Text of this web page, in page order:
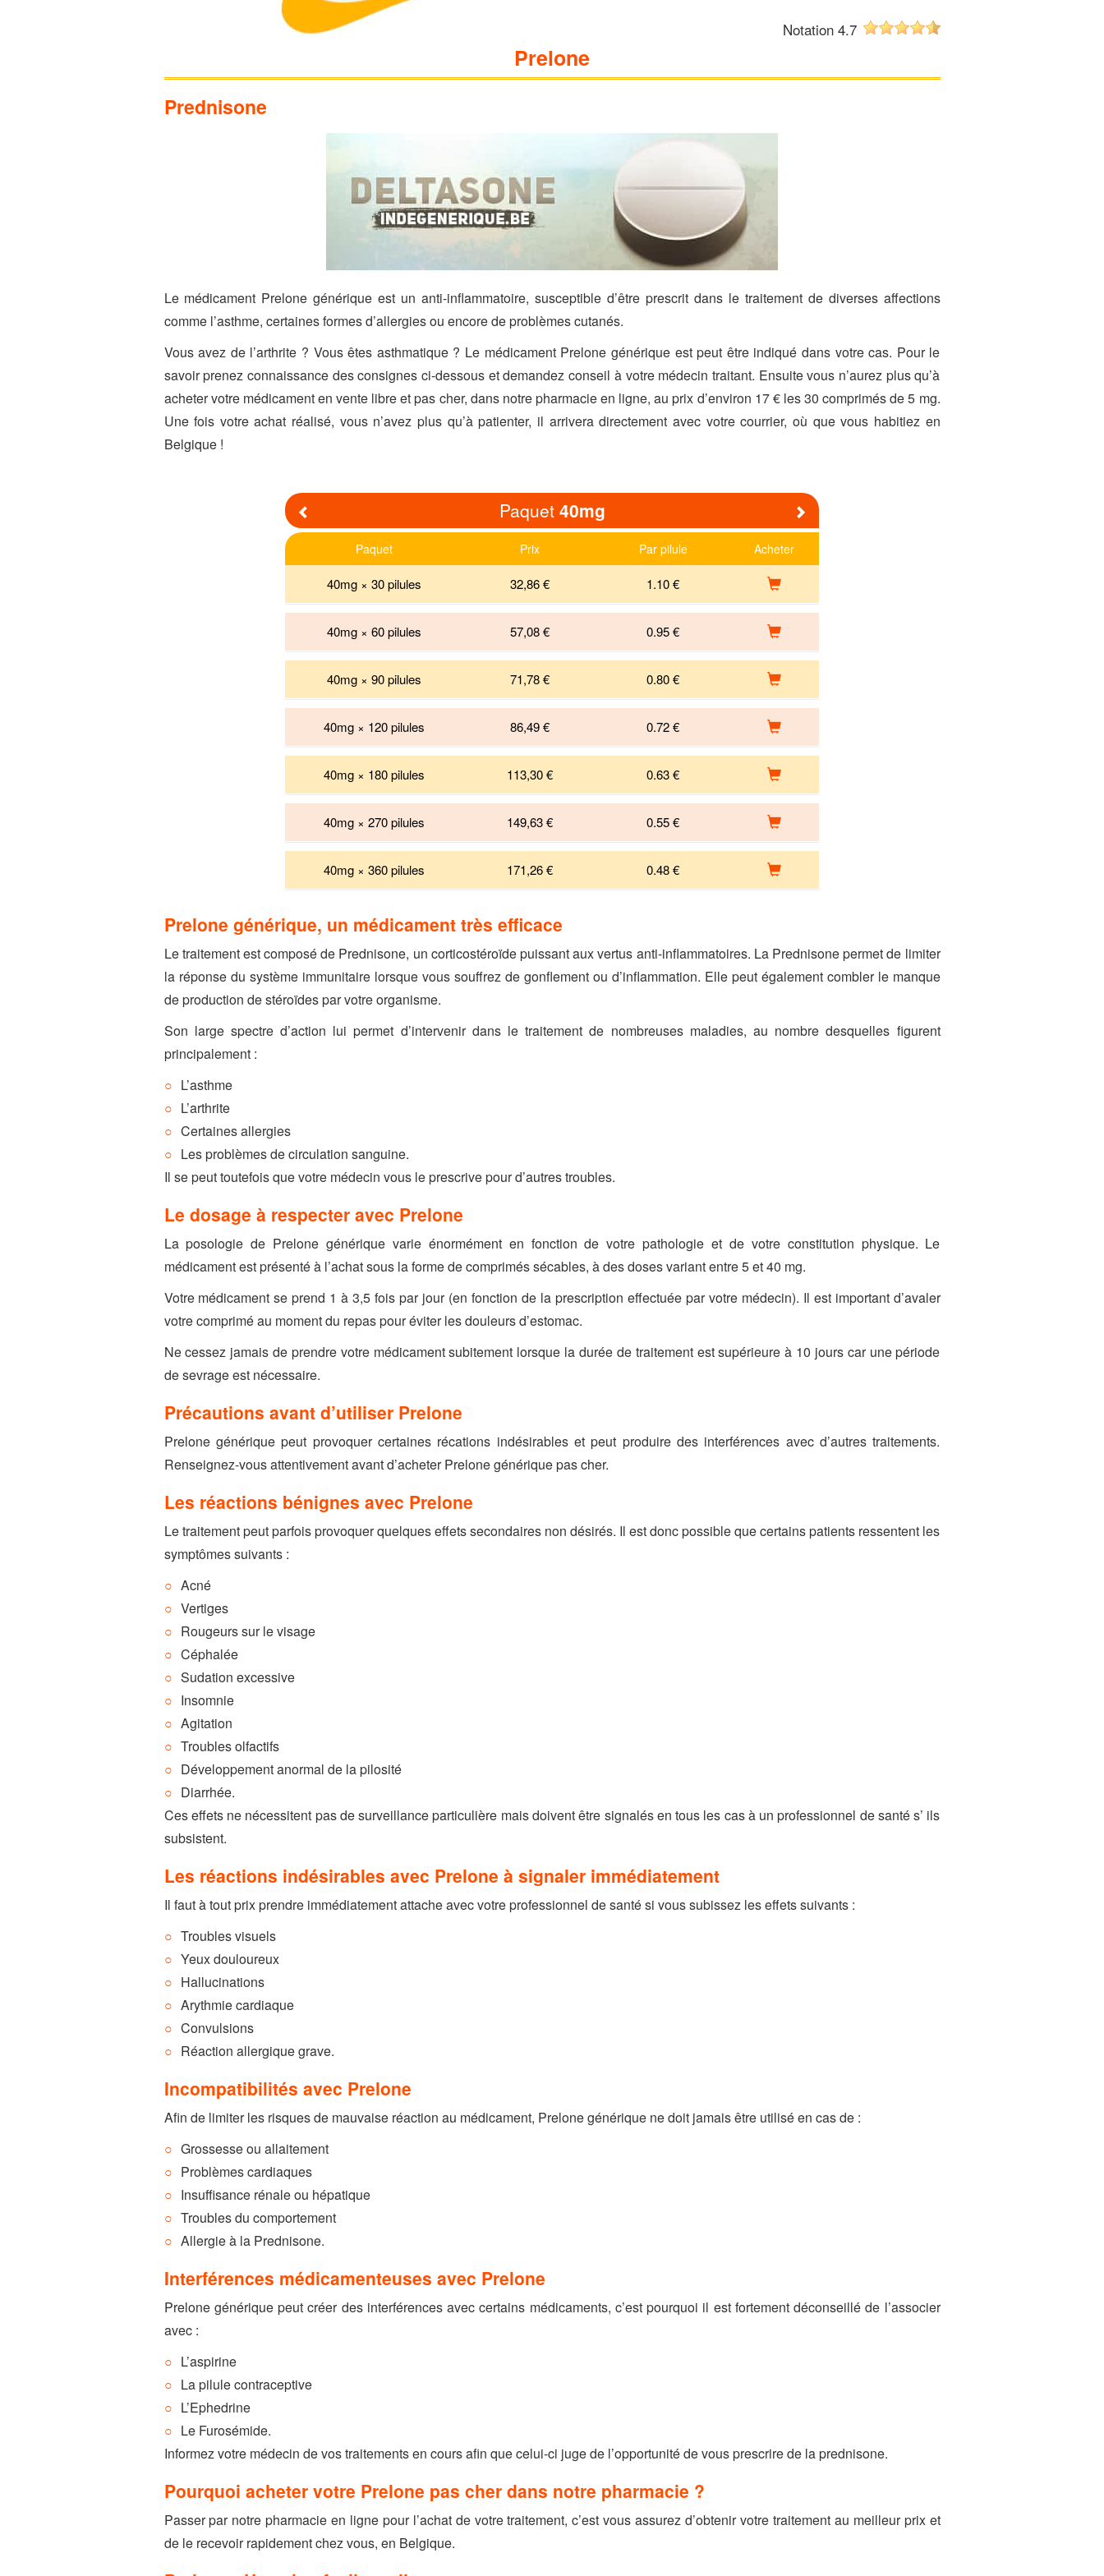
Prelone
Prednisone
Le médicament Prelone générique est un anti-inflammatoire, susceptible d’être prescrit dans le traitement de diverses affections
comme l’asthme, certaines formes d’allergies ou encore de problèmes cutanés.
Vous avez de l’arthrite ? Vous êtes asthmatique ? Le médicament Prelone générique est peut être indiqué dans votre cas. Pour le
savoir prenez connaissance des consignes ci-dessous et demandez conseil à votre médecin traitant. Ensuite vous n’aurez plus qu’à
acheter votre médicament en vente libre et pas cher, dans notre pharmacie en ligne, au prix d’environ 17 € les 30 comprimés de 5 mg.
Une fois votre achat réalisé, vous n’avez plus qu’à patienter, il arrivera directement avec votre courrier, où que vous habitiez en
Belgique !
Notation 4.7
Next
Paquet40mg
Paquet Prix Par pilule Acheter
40mg × 30 pilules 32,86 € 1.10 €
40mg × 60 pilules 57,08 € 0.95 €
40mg × 90 pilules 71,78 € 0.80 €
40mg × 120 pilules 86,49 € 0.72 €
40mg × 180 pilules 113,30 € 0.63 €
40mg × 270 pilules 149,63 € 0.55 €
40mg × 360 pilules 171,26 € 0.48 €
Prelone générique, un médicament très efficace
Le traitement est composé de Prednisone, un corticostéroïde puissant aux vertus anti-inflammatoires. La Prednisone permet de limiter
la réponse du système immunitaire lorsque vous souffrez de gonflement ou d’inflammation. Elle peut également combler le manque
de production de stéroïdes par votre organisme.
Son large spectre d’action lui permet d’intervenir dans le traitement de nombreuses maladies, au nombre desquelles figurent
principalement :
L’asthme
L’arthrite
Certaines allergies
Les problèmes de circulation sanguine.
Il se peut toutefois que votre médecin vous le prescrive pour d’autres troubles.
Le dosage à respecter avec Prelone
La posologie de Prelone générique varie énormément en fonction de votre pathologie et de votre constitution physique. Le
médicament est présenté à l’achat sous la forme de comprimés sécables, à des doses variant entre 5 et 40 mg.
Votre médicament se prend 1 à 3,5 fois par jour (en fonction de la prescription effectuée par votre médecin). Il est important d’avaler
votre comprimé au moment du repas pour éviter les douleurs d’estomac.
Ne cessez jamais de prendre votre médicament subitement lorsque la durée de traitement est supérieure à 10 jours car une période
de sevrage est nécessaire.
Précautions avant d’utiliser Prelone
Prelone générique peut provoquer certaines récations indésirables et peut produire des interférences avec d’autres traitements.
Renseignez-vous attentivement avant d’acheter Prelone générique pas cher.
Les réactions bénignes avec Prelone
Le traitement peut parfois provoquer quelques effets secondaires non désirés. Il est donc possible que certains patients ressentent les
symptômes suivants :
Acné
Vertiges
Rougeurs sur le visage
Céphalée
Sudation excessive
Insomnie
Agitation
Troubles olfactifs
Développement anormal de la pilosité
Diarrhée.
Ces effets ne nécessitent pas de surveillance particulière mais doivent être signalés en tous les cas à un professionnel de santé s’ ils
subsistent.
Les réactions indésirables avec Prelone à signaler immédiatement
Il faut à tout prix prendre immédiatement attache avec votre professionnel de santé si vous subissez les effets suivants :
Troubles visuels
Yeux douloureux
Hallucinations
Arythmie cardiaque
Convulsions
Réaction allergique grave.
Incompatibilités avec Prelone
Afin de limiter les risques de mauvaise réaction au médicament, Prelone générique ne doit jamais être utilisé en cas de :
Grossesse ou allaitement
Problèmes cardiaques
Insuffisance rénale ou hépatique
Troubles du comportement
Allergie à la Prednisone.
Interférences médicamenteuses avec Prelone
Prelone générique peut créer des interférences avec certains médicaments, c’est pourquoi il est fortement déconseillé de l’associer
avec :
L’aspirine
La pilule contraceptive
L’Ephedrine
Le Furosémide.
Informez votre médecin de vos traitements en cours afin que celui-ci juge de l’opportunité de vous prescrire de la prednisone.
Pourquoi acheter votre Prelone pas cher dans notre pharmacie ?
Passer par notre pharmacie en ligne pour l’achat de votre traitement, c’est vous assurez d’obtenir votre traitement au meilleur prix et
de le recevoir rapidement chez vous, en Belgique.